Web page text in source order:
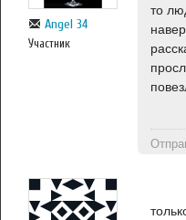
Angel 34
Участник
то